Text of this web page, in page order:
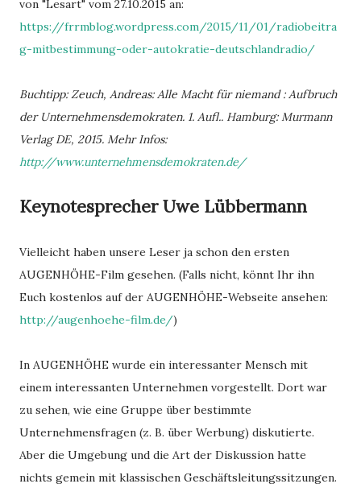
von "Lesart" vom 27.10.2015 an:
https://frrmblog.wordpress.com/2015/11/01/radiobeitra
g-mitbestimmung-oder-autokratie-deutschlandradio/
Buchtipp: Zeuch, Andreas: Alle Macht für niemand : Aufbruch
der Unternehmensdemokraten. 1. Aufl.. Hamburg: Murmann
Verlag DE, 2015. Mehr Infos:
http://www.unternehmensdemokraten.de/
Keynotesprecher Uwe Lübbermann
Vielleicht haben unsere Leser ja schon den ersten
AUGENHÖHE-Film gesehen. (Falls nicht, könnt Ihr ihn
Euch kostenlos auf der AUGENHÖHE-Webseite ansehen:
http://augenhoehe-film.de/)
In AUGENHÖHE wurde ein interessanter Mensch mit
einem interessanten Unternehmen vorgestellt. Dort war
zu sehen, wie eine Gruppe über bestimmte
Unternehmensfragen (z. B. über Werbung) diskutierte.
Aber die Umgebung und die Art der Diskussion hatte
nichts gemein mit klassischen Geschäftsleitungssitzungen.